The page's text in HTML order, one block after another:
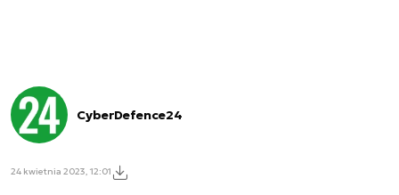
CyberDefence24
24 kwietnia 2023, 12:01